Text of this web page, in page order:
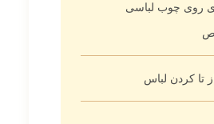
روی چوب لباسی
تا کردن لباس